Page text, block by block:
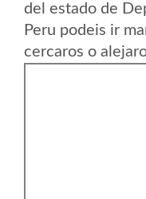
del estado de
Peru podeis ir
cercaros o